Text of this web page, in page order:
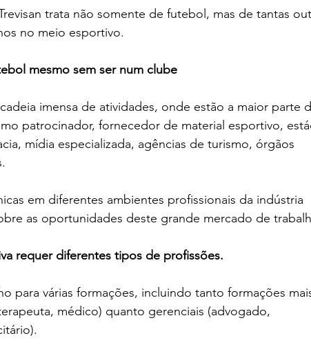
trata não somente de futebol, mas de tantas
no meio esportivo.
mesmo sem ser num clube
imensa de atividades, onde estão a maior parte
patrocinador, fornecedor de material esportivo,
mídia especializada, agências de turismo, órgãos
em diferentes ambientes profissionais da indústria
as oportunidades deste grande mercado de
requer diferentes tipos de profissões.
para várias formações, incluindo tanto formações
médico) quanto gerenciais (advogado,